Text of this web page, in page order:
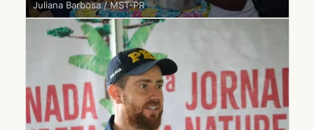
Juliana Barbosa / MST-PR